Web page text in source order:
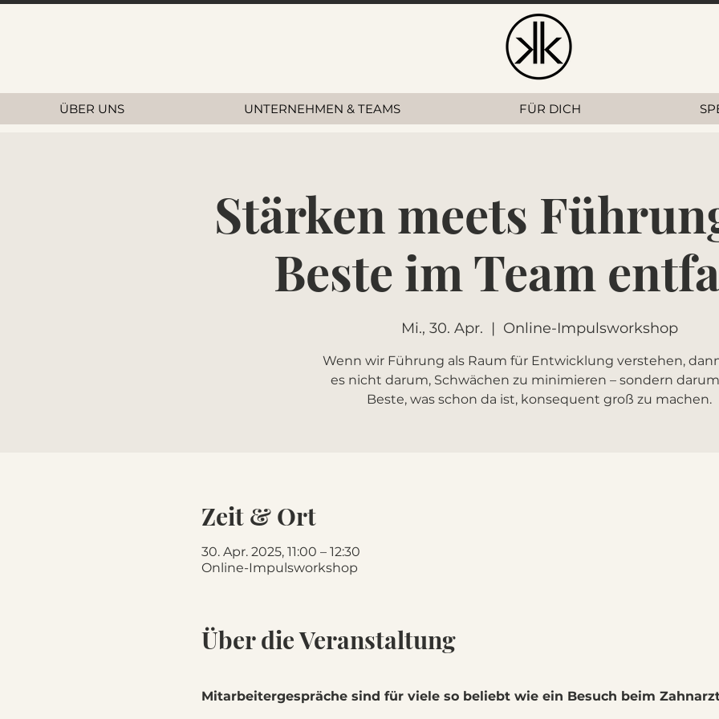
ÜBER UNS UNTERNEHMEN & TEAMS FÜR DICH
Stärken meets
Beste im Team
Mi., 30. Apr.
  |
Online-Impulsworkshop
Wenn wir Führung als Raum für Entwicklung verstehen,
es nicht darum, Schwächen zu minimieren – sondern
Beste, was schon da ist, konsequent groß zu machen.
Zeit & Ort
30. Apr. 2025, 11:00 – 12:30
Online-Impulsworkshop
Über die Veranstaltung
Mitarbeitergespräche sind für viele so beliebt wie ein Besuch beim